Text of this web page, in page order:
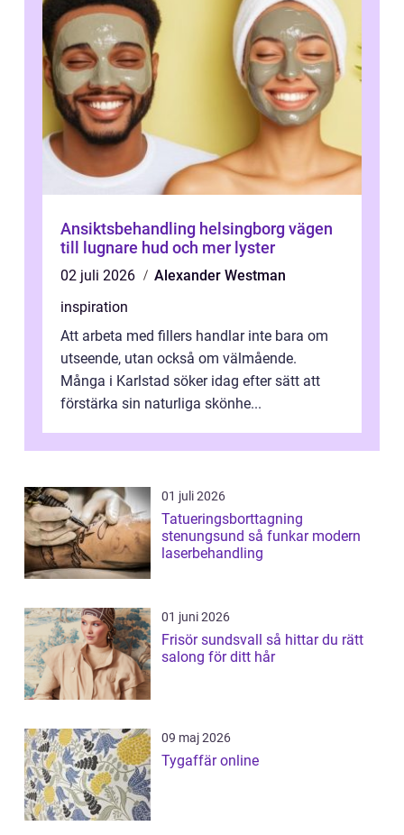
Ansiktsbehandling helsingborg vägen
till lugnare hud och mer lyster
02 juli 2026
Alexander Westman
inspiration
Att arbeta med fillers handlar inte bara om
utseende, utan också om välmående.
Många i Karlstad söker idag efter sätt att
förstärka sin naturliga skönhe...
01 juli 2026
Tatueringsborttagning
stenungsund så funkar modern
laserbehandling
01 juni 2026
Frisör sundsvall så hittar du rätt
salong för ditt hår
09 maj 2026
Tygaffär online